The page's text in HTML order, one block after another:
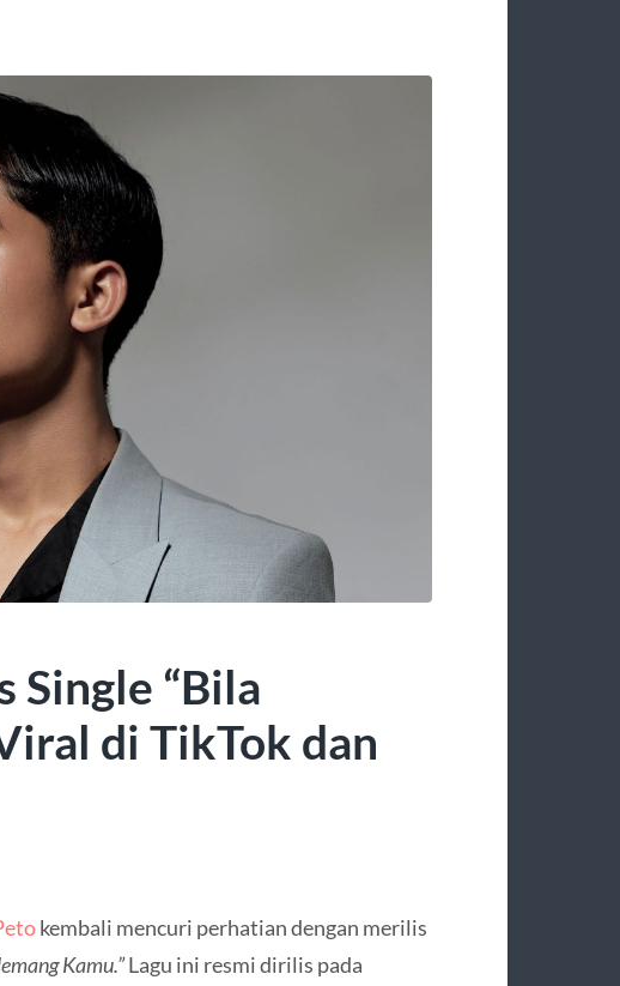
Single “Bila
di TikTok dan
kembali mencuri perhatian dengan merilis
Kamu.”Lagu ini resmi dirilis pada